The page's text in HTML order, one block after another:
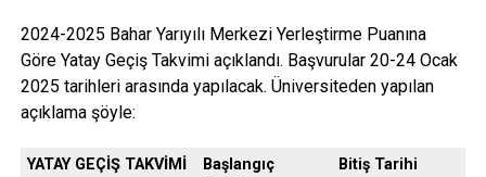
2024-2025 Bahar Yarıyılı Merkezi Yerleştirme Puanına
Göre Yatay Geçiş Takvimi açıklandı. Başvurular 20-24 Ocak
2025 tarihleri arasında yapılacak. Üniversiteden yapılan
açıklama şöyle:
YATAY GEÇİŞ TAKVİMİ
Başlangıç
Bitiş Tarihi